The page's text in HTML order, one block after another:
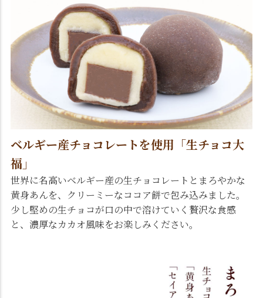
ベルギー産チョコレートを使用「生チョコ大
福」
世界に名高いベルギー産の生チョコレートとまろやかな
黄身あんを、クリーミーなココア餅で包み込みました。
少し堅めの生チョコが口の中で溶けていく贅沢な食感
と、濃厚なカカオ風味をお楽しみください。